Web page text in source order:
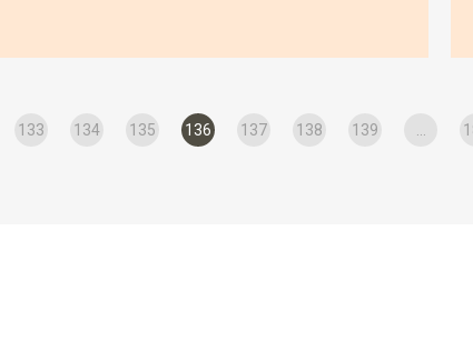
133 134 135 136 137 138 139 ...